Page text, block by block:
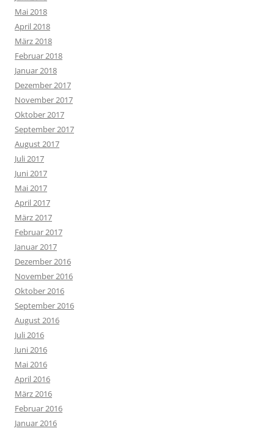
Mai 2018
April 2018
März 2018
Februar 2018
Januar 2018
Dezember 2017
November 2017
Oktober 2017
September 2017
August 2017
Juli 2017
Juni 2017
Mai 2017
April 2017
März 2017
Februar 2017
Januar 2017
Dezember 2016
November 2016
Oktober 2016
September 2016
August 2016
Juli 2016
Juni 2016
Mai 2016
April 2016
März 2016
Februar 2016
Januar 2016